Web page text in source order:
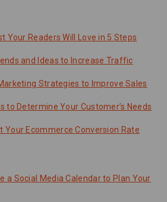
Your Readers Will Love in 5 Steps
and Ideas to Increase Traffic
Strategies to Improve Sales
to Determine Your Customer’s Needs
Your Ecommerce Conversion Rate
a Social Media Calendar to Plan Your